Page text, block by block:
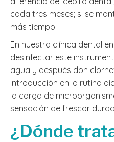
cada tres meses; si se
más tiempo.
En nuestra clínica dental
desinfectar este
agua y después don
introducción en la rutina
la carga de
sensación de frescor
¿Dónde